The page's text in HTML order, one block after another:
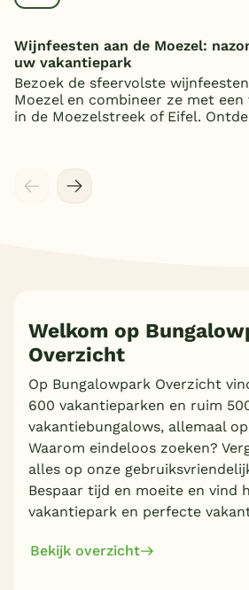
Wijnfeesten aan de Moezel:
uw vakantiepark
Bezoek de sfeervolste
Moezel en combineer ze met
in de Moezelstreek of Eifel.
Welkom op
Overzicht
Op Bungalowpark Overzicht
600 vakantieparken en ruim
vakantiebungalows, allemaal
Waarom eindeloos zoeken?
alles op onze
Bespaar tijd en moeite en vind
vakantiepark en perfecte
Bekijk overzicht